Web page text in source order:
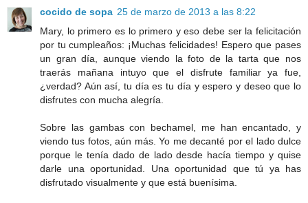
cocido de sopa 25 de marzo de 2013 a las 8:22
Mary, lo primero es lo primero y eso debe ser la felicitación
por tu cumpleaños: ¡Muchas felicidades! Espero que pases
un gran día, aunque viendo la foto de la tarta que nos
traerás mañana intuyo que el disfrute familiar ya fue,
¿verdad? Aún así, tu día es tu día y espero y deseo que lo
disfrutes con mucha alegría.
Sobre las gambas con bechamel, me han encantado, y
viendo tus fotos, aún más. Yo me decanté por el lado dulce
porque le tenía dado de lado desde hacía tiempo y quise
darle una oportunidad. Una oportunidad que tú ya has
disfrutado visualmente y que está buenísima.